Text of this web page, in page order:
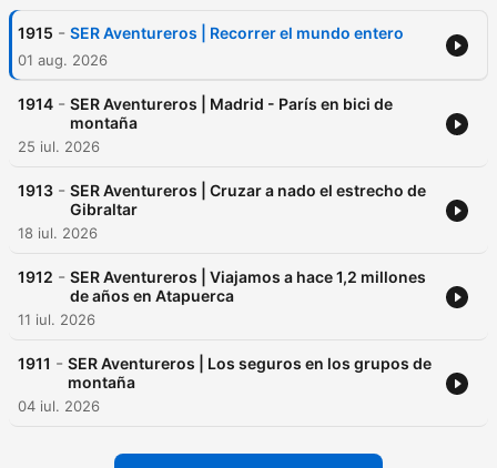
1915 - SER Aventureros | Recorrer el mundo entero
01 aug. 2026
1914 - SER Aventureros | Madrid - París en bici de
montaña
25 iul. 2026
1913 - SER Aventureros | Cruzar a nado el estrecho de
Gibraltar
18 iul. 2026
1912 - SER Aventureros | Viajamos a hace 1,2 millones
de años en Atapuerca
11 iul. 2026
1911 - SER Aventureros | Los seguros en los grupos de
montaña
04 iul. 2026